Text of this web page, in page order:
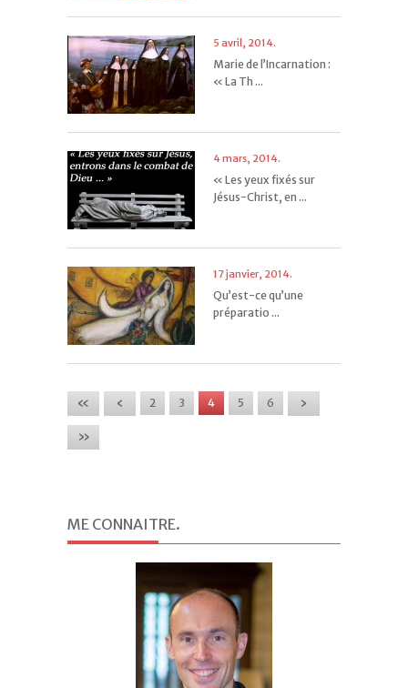
5 avril, 2014.
Marie de l’Incarnation :
« La Th ...
4 mars, 2014.
« Les yeux fixés sur
Jésus-Christ, en ...
17 janvier, 2014.
Qu’est-ce qu’une
préparatio ...
« ‹ 2 3 4 5 6
›
»
ME CONNAITRE.